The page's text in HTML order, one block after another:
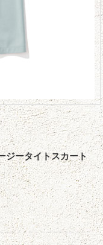
ジータイトスカート